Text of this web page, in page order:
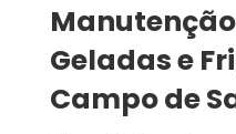
Geladas e
Campo de